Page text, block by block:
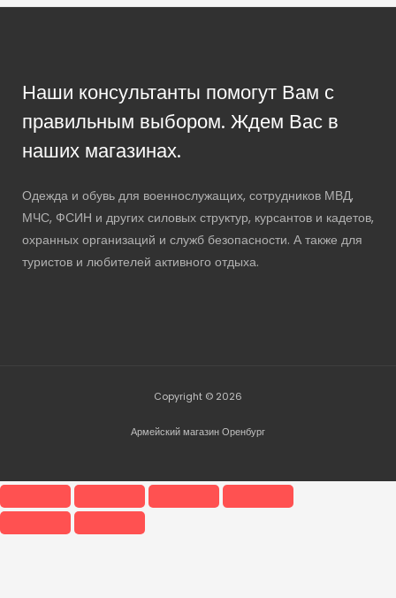
Наши консультанты помогут Вам с
правильным выбором. Ждем Вас в
наших магазинах.
Одежда и обувь для военнослужащих, сотрудников МВД,
МЧС, ФСИН и других силовых структур, курсантов и кадетов,
охранных организаций и служб безопасности. А также для
туристов и любителей активного отдыха.
Copyright © 2026
Армейский магазин Оренбург